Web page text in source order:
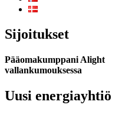
Sijoitukset
Pääomakumppani Alight
vallankumouksessa
Uusi energiayhtiö